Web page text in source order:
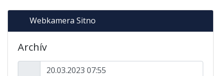
Webkamera Sitno
Archív